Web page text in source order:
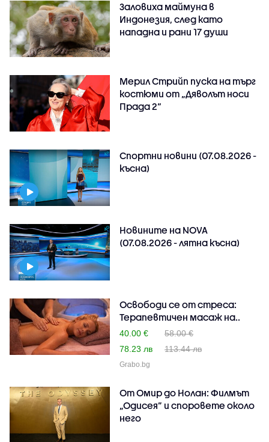
Заловиха маймуна в
Индонезия, след като
нападна и рани 17 души
Мерил Стрийп пуска на търг
костюми от „Дяволът носи
Прада 2“
Спортни новини (07.08.2026 -
късна)
Новините на NOVA
(07.08.2026 - лятна късна)
Освободи се от стреса:
Терапевтичен масаж на..
40.00 €
58.00 €
78.23 лв
113.44 лв
Grabo.bg
От Омир до Нолан: Филмът
„Одисея” и споровете около
него